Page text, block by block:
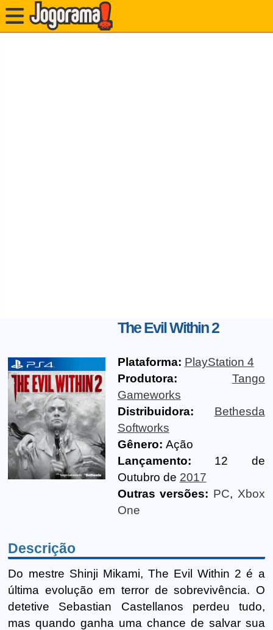
The Evil Within 2
Plataforma: PlayStation 4
Produtora:
Tango
Gameworks
Distribuidora:
Bethesda
Softworks
Gênero: Ação
Lançamento: 12 de
Outubro de 2017
Outras versões: PC, Xbox
One
Descrição
Do mestre Shinji Mikami, The Evil Within 2 é a
última evolução em terror de sobrevivência. O
detetive Sebastian Castellanos perdeu tudo,
mas quando ganha uma chance de salvar sua